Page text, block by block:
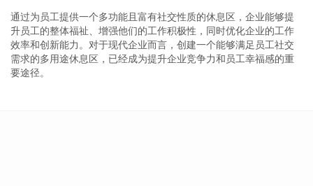
通过为员工提供一个多功能且富有社交性质的休息区，企业能够提
升员工的整体福祉、增强他们的工作积极性，同时优化企业的工作
效率和创新能力。对于现代企业而言，创建一个能够满足员工社交
需求的多用途休息区，已经成为提升企业竞争力和员工幸福感的重
要途径。